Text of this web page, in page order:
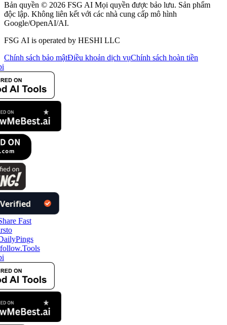
Bản quyền © 2026 FSG AI Mọi quyền được bảo lưu. Sản phẩm
độc lập. Không liên kết với các nhà cung cấp mô hình
Google/OpenAI/AI.
FSG AI is operated by HESHI LLC
Chính sách bảo mậtĐiều khoản dịch vụChính sách hoàn tiền